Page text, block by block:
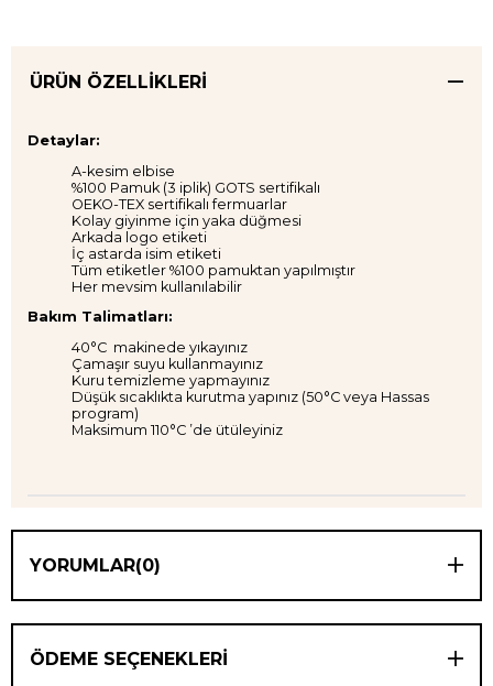
ÜRÜN ÖZELLIKLERI
Detaylar:
A-kesim elbise
%100 Pamuk (3 iplik) GOTS sertifikalı
⁠OEKO-TEX sertifikalı fermuarlar
Kolay giyinme için yaka düğmesi
⁠Arkada logo etiketi
İç astarda isim etiketi
Tüm etiketler %100 pamuktan yapılmıştır
Her mevsim kullanılabilir
Bakım Talimatları:
40°C makinede yıkayınız
Çamaşır suyu kullanmayınız
Kuru temizleme yapmayınız
Düşük sıcaklıkta kurutma yapınız (50°C veya Hassas
program)
Maksimum 110°C ’de ütüleyiniz
YORUMLAR(0)
ÖDEME SEÇENEKLERI